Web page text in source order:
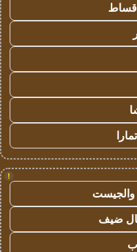
!
والجيست